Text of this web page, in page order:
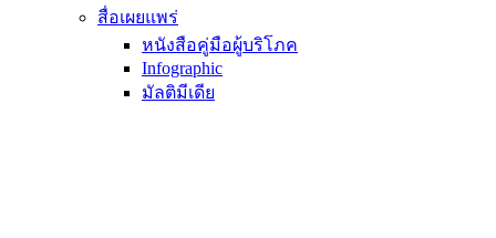
สื่อเผยแพร่
หนังสือคู่มือผู้บริโภค
Infographic
มัลติมีเดีย